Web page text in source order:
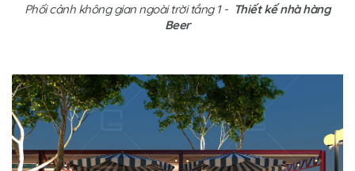
Phối cảnh không gian ngoài trời tầng 1 - Thiết kế nhà hàng
Beer